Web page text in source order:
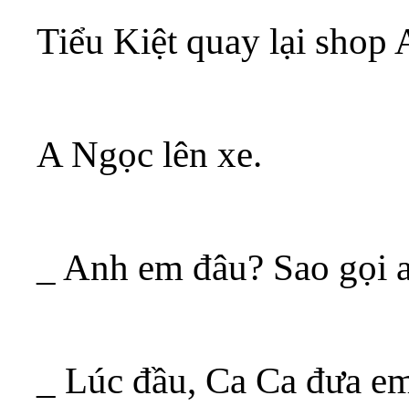
Tiểu Kiệt quay lại shop
A Ngọc lên xe.
_ Anh em đâu? Sao
_ Lúc đầu, Ca Ca đưa